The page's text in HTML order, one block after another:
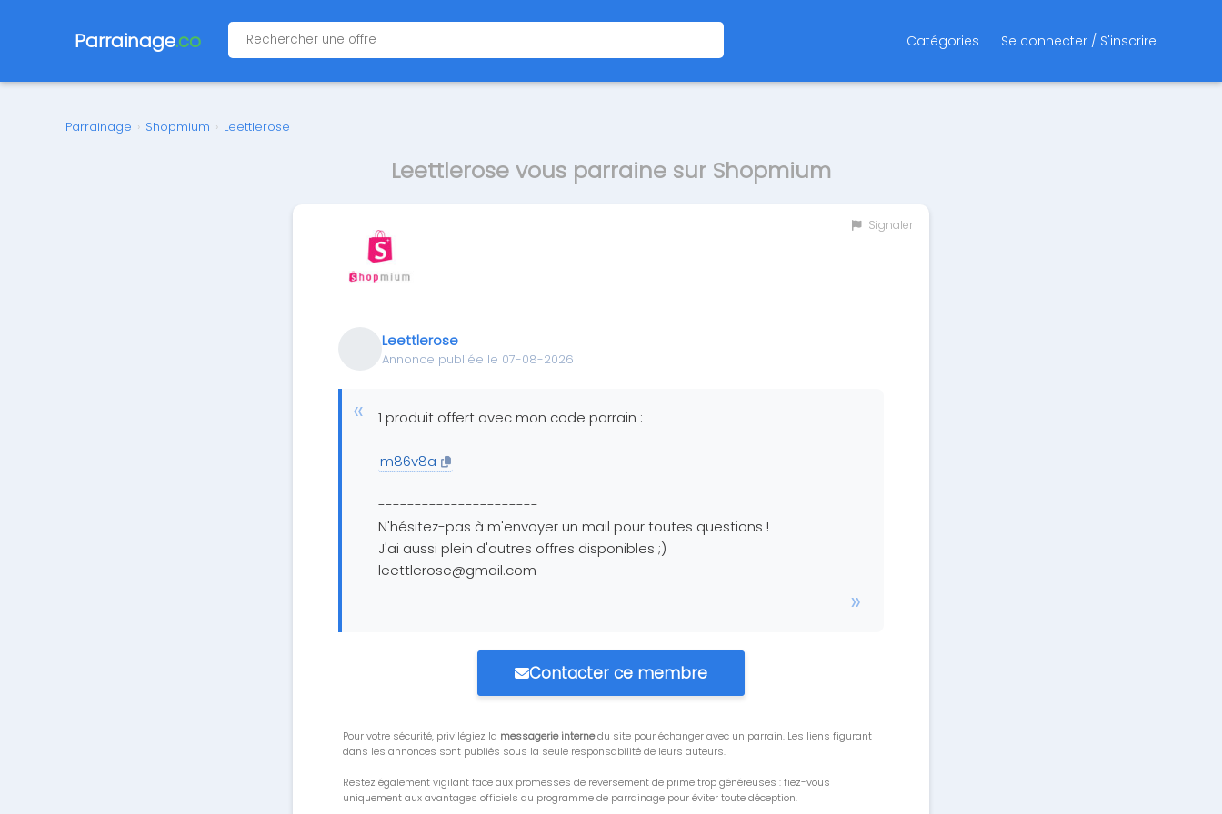
Parrainage.co Catégories Se connecter / S'inscrire
Parrainage › Shopmium › Leettlerose
Leettlerose vous parraine sur Shopmium
Signaler
Leettlerose
Annonce publiée le 07-08-2026
1 produit offert avec mon code parrain :
m86v8a
----------------------
N'hésitez-pas à m'envoyer un mail pour toutes questions !
J'ai aussi plein d'autres offres disponibles ;)
leettlerose@gmail.com
Contacter ce membre
Pour votre sécurité, privilégiez la messagerie internedu site pour échanger avec un parrain. Les liens figurant
dans les annonces sont publiés sous la seule responsabilité de leurs auteurs.
Restez également vigilant face aux promesses de reversement de prime trop généreuses : fiez-vous
uniquement aux avantages officiels du programme de parrainage pour éviter toute déception.